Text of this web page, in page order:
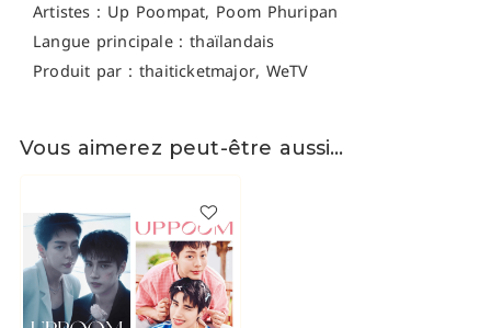
Artistes : Up Poompat, Poom Phuripan
Langue principale : thaïlandais
Produit par : thaiticketmajor, WeTV
Vous aimerez peut-être aussi…